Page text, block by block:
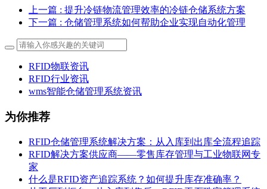
上一篇 : 提升冷链物流管理效率的冷链仓储系统方案
下一篇 : 仓储管理系统如何帮助企业实现自动化管理
RFID物联资讯
RFID行业资讯
wms智能仓储管理系统资讯
为你推荐
RFID仓储管理系统解决方案：从入库到出库全流程追踪
RFID解决方案供应商——零售库存管理与工业物联网专
家
什么是RFID资产追踪系统？如何提升库存准确率？